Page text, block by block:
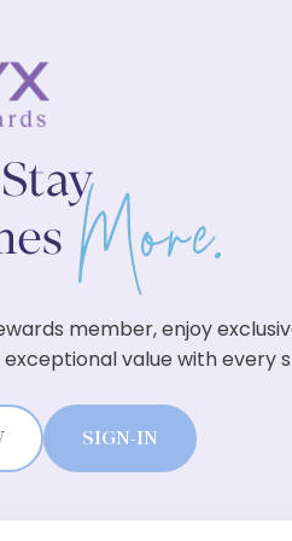
member, enjoy
value with every
SIGN-IN